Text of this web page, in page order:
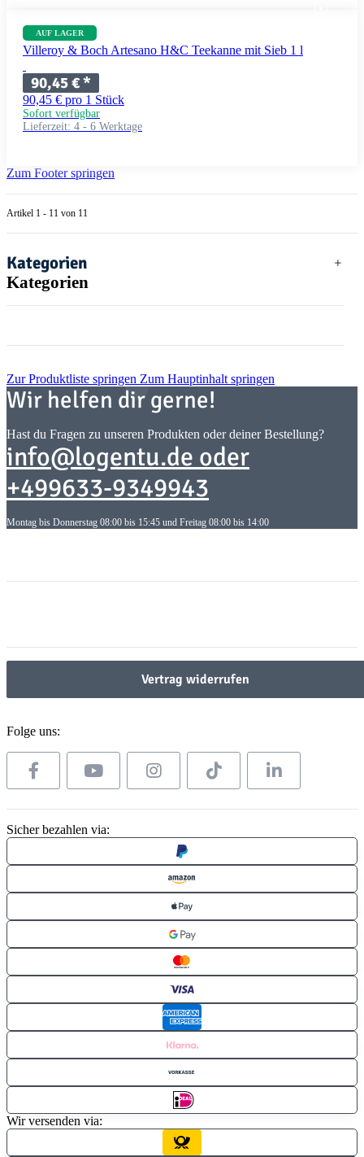
AUF LAGER
Villeroy & Boch Artesano H&C Teekanne mit Sieb 1 l
90,45 €*
90,45 € pro 1 Stück
Sofort verfügbar
Lieferzeit: 4 - 6 Werktage
Zum Footer springen
Artikel 1 - 11 von 11
Kategorien
Kategorien
Zur Produktliste springen Zum Hauptinhalt springen
Wir helfen dir gerne!
Hast du Fragen zu unseren Produkten oder deiner Bestellung?
info@logentu.de oder
+499633-9349943
Montag bis Donnerstag 08:00 bis 15:45 und Freitag 08:00 bis 14:00
Vertrag widerrufen
Folge uns:
Sicher bezahlen via:
Wir versenden via: